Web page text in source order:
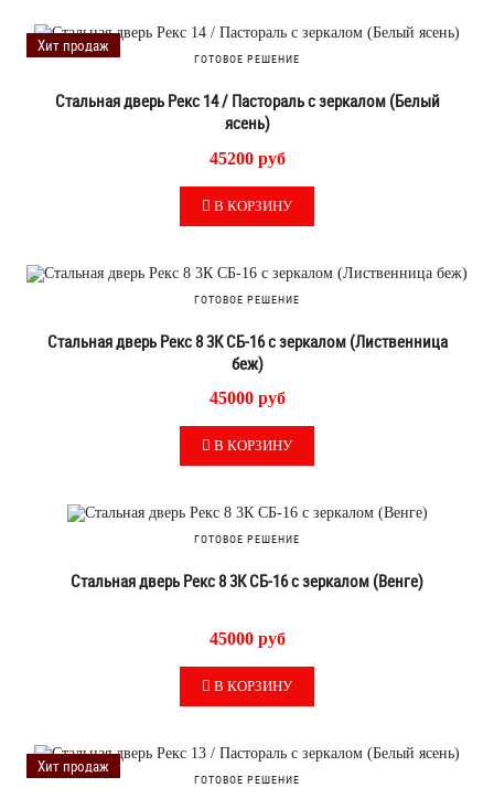
Хит продаж
ГОТОВОЕ РЕШЕНИЕ
Стальная дверь Рекс 14 / Пастораль с зеркалом (Белый
ясень)
45200 руб
В КОРЗИНУ
ГОТОВОЕ РЕШЕНИЕ
Стальная дверь Рекс 8 3К СБ-16 с зеркалом (Лиственница
беж)
45000 руб
В КОРЗИНУ
ГОТОВОЕ РЕШЕНИЕ
Стальная дверь Рекс 8 3К СБ-16 с зеркалом (Венге)
45000 руб
В КОРЗИНУ
Хит продаж
ГОТОВОЕ РЕШЕНИЕ